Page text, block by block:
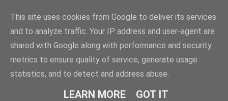
This site uses cookies from Google to deliver its services
and to analyze traffic. Your IP address and user-agent are
shared with Google along with performance and security
metrics to ensure quality of service, generate usage
statistics, and to detect and address abuse.
LEARN MORE GOT IT